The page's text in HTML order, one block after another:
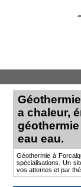
a chaleur,
eau eau.
Géothermie à
spécialisations. Un
vos attentes et par